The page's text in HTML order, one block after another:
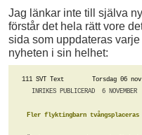
Jag länkar inte till själva
förstår det hela rätt vore
sida som uppdateras
nyheten i sin helhet:
111 SVT Text        Torsdag 06 nov
INRIKES PUBLICERAD  6
Fler flyktingbarn